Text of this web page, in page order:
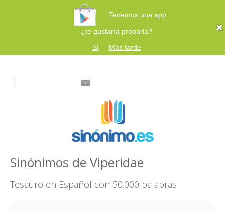
Tenemos una app
¿te gustaría probarla?
Sí
Más tarde
Sinónimos de Viperidae
Tesauro en Español con 50.000 palabras